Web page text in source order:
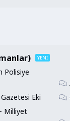
Polisiye
Eki
Milliyet